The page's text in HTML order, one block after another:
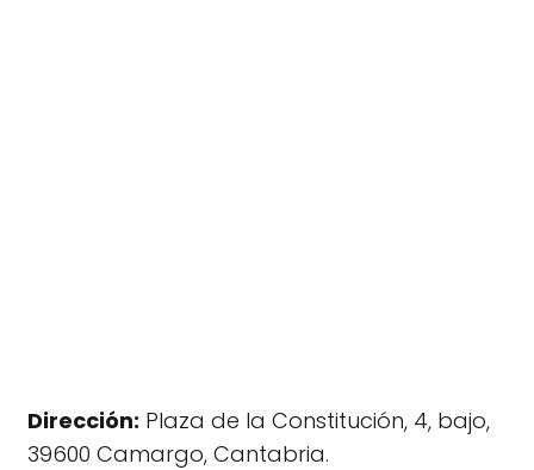
Dirección: Plaza de la Constitución, 4, bajo,
39600 Camargo, Cantabria.